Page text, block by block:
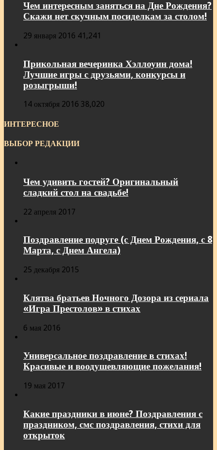
Чем интересным заняться на Дне Рождения?
Скажи нет скучным посиделкам за столом!
29 января 2016 41,241
Прикольная вечеринка Хэллоуин дома!
Лучшие игры с друзьями, конкурсы и
розыгрыши!
14 октября 2016 38,020
ИНТЕРЕСНОЕ
ВЫБОР РЕДАКЦИИ
Чем удивить гостей? Оригинальный
сладкий стол на свадьбе!
22 апреля 2017
Поздравление подруге (с Днем Рождения, с 8
Марта, с Днем Ангела)
25 декабря 2015
Клятва братьев Ночного Дозора из сериала
«Игра Престолов» в стихах
6 мая 2016
Универсальное поздравление в стихах!
Красивые и воодушевляющие пожелания!
19 мая 2017
Какие праздники в июне? Поздравления с
праздником, смс поздравления, стихи для
открыток